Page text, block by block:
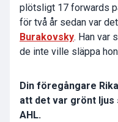
plötsligt 17 forwards
för två år sedan var
Burakovsky. Han var
de inte ville släppa
Din föregångare
att det var grönt ljus
AHL.